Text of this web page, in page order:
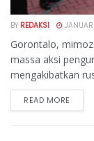
BY REDAKSI
Gorontalo,
massa aksi
mengakibatkan
READ MORE